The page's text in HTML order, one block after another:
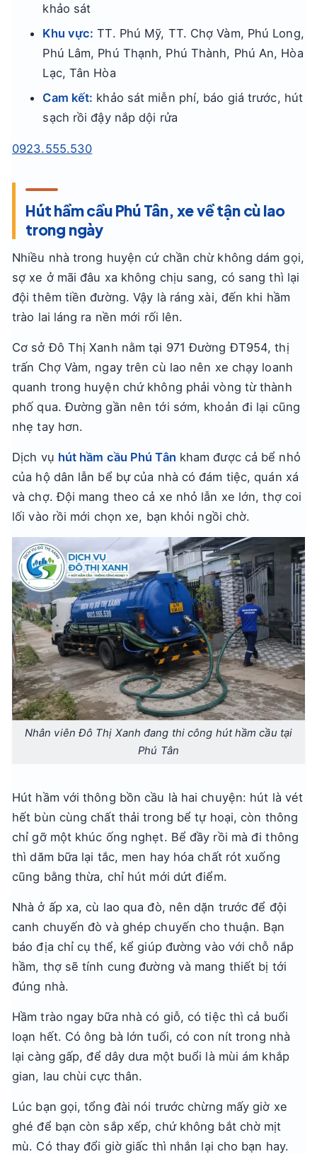
khảo sát
Khu vực: TT. Phú Mỹ, TT. Chợ Vàm, Phú Long,
Phú Lâm, Phú Thạnh, Phú Thành, Phú An, Hòa
Lạc, Tân Hòa
Cam kết: khảo sát miễn phí, báo giá trước, hút
sạch rồi đậy nắp dội rửa
0923.555.530
Hút hầm cầu Phú Tân, xe về tận cù lao
trong ngày
Nhiều nhà trong huyện cứ chần chừ không dám gọi,
sợ xe ở mãi đâu xa không chịu sang, có sang thì lại
đội thêm tiền đường. Vậy là ráng xài, đến khi hầm
trào lai láng ra nền mới rối lên.
Cơ sở Đô Thị Xanh nằm tại 971 Đường ĐT954, thị
trấn Chợ Vàm, ngay trên cù lao nên xe chạy loanh
quanh trong huyện chứ không phải vòng từ thành
phố qua. Đường gần nên tới sớm, khoản đi lại cũng
nhẹ tay hơn.
Dịch vụ hút hầm cầu Phú Tân kham được cả bể nhỏ
của hộ dân lẫn bể bự của nhà có đám tiệc, quán xá
và chợ. Đội mang theo cả xe nhỏ lẫn xe lớn, thợ coi
lối vào rồi mới chọn xe, bạn khỏi ngồi chờ.
Nhân viên Đô Thị Xanh đang thi công hút hầm cầu tại
Phú Tân
Hút hầm với thông bồn cầu là hai chuyện: hút là vét
hết bùn cùng chất thải trong bể tự hoại, còn thông
chỉ gỡ một khúc ống nghẹt. Bể đầy rồi mà đi thông
thì dăm bữa lại tắc, men hay hóa chất rót xuống
cũng bằng thừa, chỉ hút mới dứt điểm.
Nhà ở ấp xa, cù lao qua đò, nên dặn trước để đội
canh chuyến đò và ghép chuyến cho thuận. Bạn
báo địa chỉ cụ thể, kể giúp đường vào với chỗ nắp
hầm, thợ sẽ tính cung đường và mang thiết bị tới
đúng nhà.
Hầm trào ngay bữa nhà có giỗ, có tiệc thì cả buổi
loạn hết. Có ông bà lớn tuổi, có con nít trong nhà
lại càng gấp, để dây dưa một buổi là mùi ám khắp
gian, lau chùi cực thân.
Lúc bạn gọi, tổng đài nói trước chừng mấy giờ xe
ghé để bạn còn sắp xếp, chứ không bắt chờ mịt
mù. Có thay đổi giờ giấc thì nhắn lại cho bạn hay.